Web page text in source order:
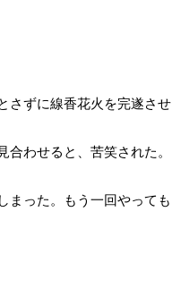
さずに線香花火を完遂させ
わせると、苦笑された。
まった。もう一回やっても